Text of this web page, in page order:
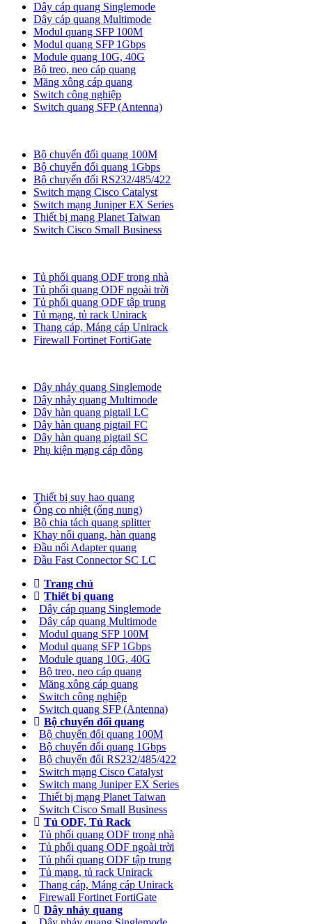
Dây cáp quang Singlemode
Dây cáp quang Multimode
Modul quang SFP 100M
Modul quang SFP 1Gbps
Module quang 10G, 40G
Bộ treo, neo cáp quang
Măng xông cáp quang
Switch công nghiệp
Switch quang SFP (Antenna)
Bộ chuyển đổi quang 100M
Bộ chuyển đổi quang 1Gbps
Bộ chuyển đối RS232/485/422
Switch mạng Cisco Catalyst
Switch mạng Juniper EX Series
Thiết bị mạng Planet Taiwan
Switch Cisco Small Business
Tủ phối quang ODF trong nhà
Tủ phối quang ODF ngoài trời
Tủ phối quang ODF tập trung
Tủ mạng, tủ rack Unirack
Thang cáp, Máng cáp Unirack
Firewall Fortinet FortiGate
Dây nhảy quang Singlemode
Dây nhảy quang Multimode
Dây hàn quang pigtail LC
Dây hàn quang pigtail FC
Dây hàn quang pigtail SC
Phụ kiện mạng cáp đồng
Thiết bị suy hao quang
Ống co nhiệt (ống nung)
Bộ chia tách quang splitter
Khay nối quang, hàn quang
Đầu nối Adapter quang
Đầu Fast Connector SC LC
Trang chủ
Thiết bị quang
Dây cáp quang Singlemode
Dây cáp quang Multimode
Modul quang SFP 100M
Modul quang SFP 1Gbps
Module quang 10G, 40G
Bộ treo, neo cáp quang
Măng xông cáp quang
Switch công nghiệp
Switch quang SFP (Antenna)
Bộ chuyển đổi quang
Bộ chuyển đổi quang 100M
Bộ chuyển đổi quang 1Gbps
Bộ chuyển đối RS232/485/422
Switch mạng Cisco Catalyst
Switch mạng Juniper EX Series
Thiết bị mạng Planet Taiwan
Switch Cisco Small Business
Tủ ODF, Tủ Rack
Tủ phối quang ODF trong nhà
Tủ phối quang ODF ngoài trời
Tủ phối quang ODF tập trung
Tủ mạng, tủ rack Unirack
Thang cáp, Máng cáp Unirack
Firewall Fortinet FortiGate
Dây nhảy quang